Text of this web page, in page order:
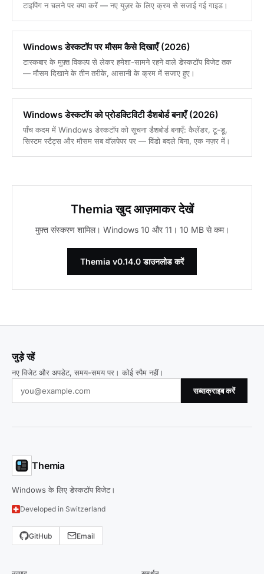
टाइपिंग न चलने पर क्या करें — नए यूज़र के लिए क्रम से सजाई गई गाइड।
Windows डेस्कटॉप पर मौसम कैसे दिखाएँ (2026)
टास्कबार के मुफ़्त विकल्प से लेकर हमेशा-सामने रहने वाले डेस्कटॉप विजेट तक
— मौसम दिखाने के तीन तरीके, आसानी के क्रम में सजाए हुए।
Windows डेस्कटॉप को प्रोडक्टिविटी डैशबोर्ड बनाएँ (2026)
पाँच कदम में Windows डेस्कटॉप को सूचना डैशबोर्ड बनाएँ: कैलेंडर, टू-डू,
सिस्टम स्टैट्स और मौसम सब वॉलपेपर पर — विंडो बदले बिना, एक नज़र में।
Themia खुद आज़माकर देखें
मुफ़्त संस्करण शामिल। Windows 10 और 11। 10 MB से कम।
Themia v0.14.0 डाउनलोड करें
जुड़े रहें
नए विजेट और अपडेट, समय-समय पर। कोई स्पैम नहीं।
सब्सक्राइब करें
Themia
Windows के लिए डेस्कटॉप विजेट।
Developed in Switzerland
GitHub Email